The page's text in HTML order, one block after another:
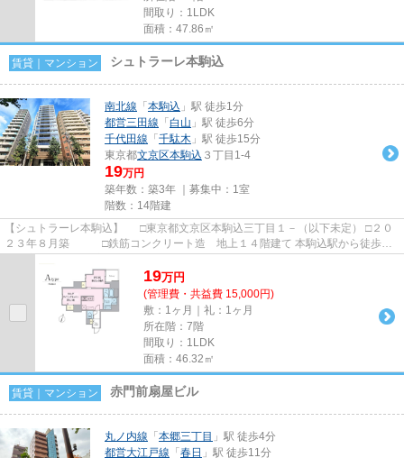
間取り：1LDK
面積：47.86㎡
賃貸｜マンション シュトラーレ本駒込
南北線 「 本駒込 」駅 徒歩1分
都営三田線 「 白山 」駅 徒歩6分
千代田線 「 千駄木 」駅 徒歩15分
東京都文京区本駒込 ３丁目1-4
19万円
築年数：築3年 ｜募集中： 1室
階数：14階建
【シュトラーレ本駒込】 □東京都文京区本駒込三丁目１－（以下未定） □２０
２３年８月築 □鉄筋コンクリート造 地上１４階建て 本駒込駅から徒歩１
19万円
(管理費・共益費 15,000円)
敷：1ヶ月｜礼：1ヶ月
所在階：7階
間取り：1LDK
面積：46.32㎡
賃貸｜マンション 赤門前扇屋ビル
丸ノ内線 「 本郷三丁目 」駅 徒歩4分
都営大江戸線 「 春日 」駅 徒歩11分